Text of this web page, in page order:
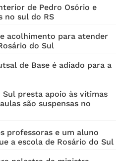
de Pedro Osório e
no sul do RS
acolhimento para atender
do Sul
de Base é adiado para a
presta apoio às vítimas
são suspensas no
professoras e um aluno
a escola de Rosário do Sul